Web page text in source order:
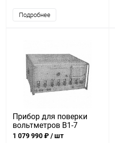
Подробнее
Прибор для поверки
вольтметров В1-7
1 079 990 ₽/ шт